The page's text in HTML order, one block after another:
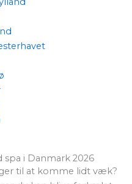
i Danmark 2026
til at komme lidt væk?